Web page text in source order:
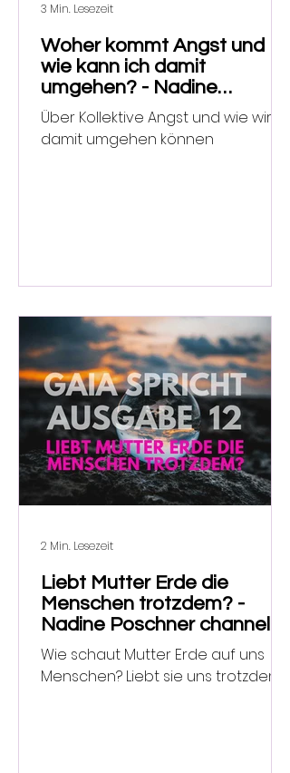
Woher kommt Angst und
wie kann ich damit
umgehen? - Nadine
Poschner channelt Gaia.
Über Kollektive Angst und wie wir
damit umgehen können
3 Min. Lesezeit
Liebt Mutter Erde die
Menschen trotzdem? -
Nadine Poschner channelt
Gaia.
Wie schaut Mutter Erde auf uns
Menschen? Liebt sie uns trotzdem?
2 Min. Lesezeit